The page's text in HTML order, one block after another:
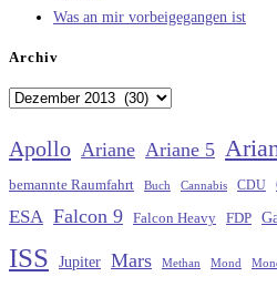
Was an mir vorbeigegangen ist
Archiv
Archiv
Apollo Ariane Ariane 5
bemannte Raumfahrt Buch Cannabis CDU
ESA Falcon 9 Falcon Heavy FDP
ISS Jupiter Mars Methan Mond